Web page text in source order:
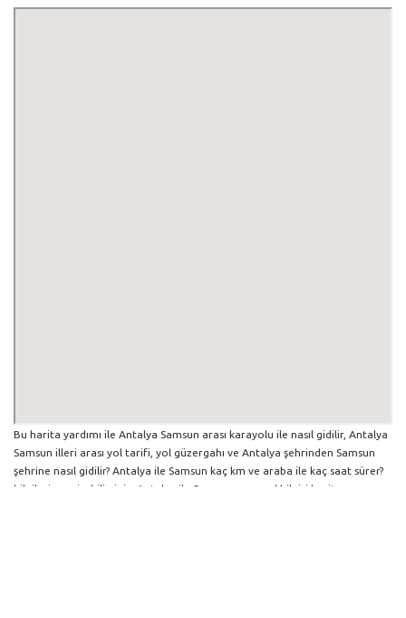
Bu harita yardımı ile Antalya Samsun arası karayolu ile nasıl gidilir, Antalya
Samsun illeri arası yol tarifi, yol güzergahı ve Antalya şehrinden Samsun
şehrine nasıl gidilir? Antalya ile Samsun kaç km ve araba ile kaç saat sürer?
bilgilerine erişebilirsiniz. Antalya ile Samsun arası yol bilgisi haritasını